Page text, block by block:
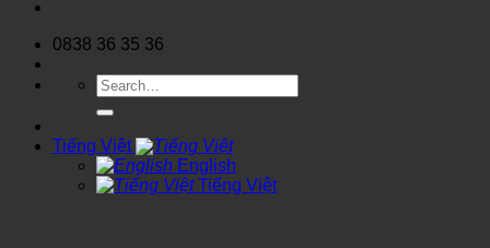
0838 36 35 36
Search
for:
Tiếng Việt
English
Tiếng Việt